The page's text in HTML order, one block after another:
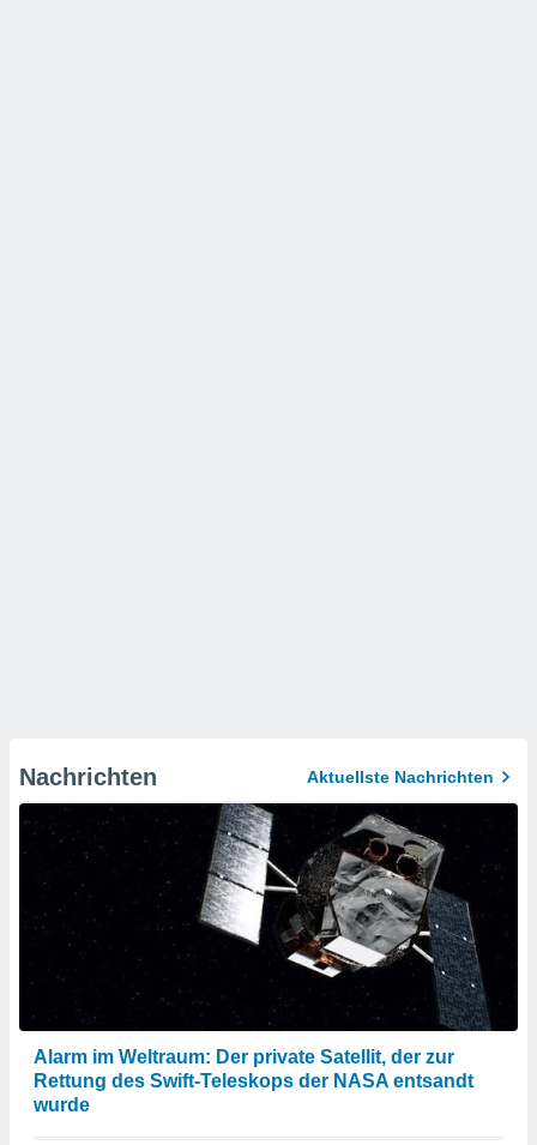
Nachrichten Aktuellste Nachrichten
Alarm im Weltraum: Der private Satellit, der zur
Rettung des Swift-Teleskops der NASA entsandt
wurde